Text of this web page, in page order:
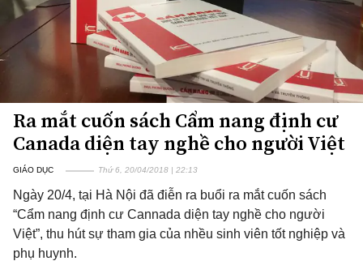
Ra mắt cuốn sách Cẩm nang định cư
Canada diện tay nghề cho người Việt
GIÁO DỤC Thứ 6, 20/04/2018 | 22:13
Ngày 20/4, tại Hà Nội đã điễn ra buổi ra mắt cuốn sách
“Cẩm nang định cư Cannada diện tay nghề cho người
Việt”, thu hút sự tham gia của nhều sinh viên tốt nghiệp và
phụ huynh.